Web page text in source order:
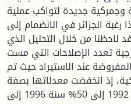
وجمركية جديدة لتواكب عملية
رغبة الجزائر في الانضمام إلى
لاحظنا من خلال التحليل الذي
تعدد الإصلاحات التي مست
عند الاستيراد حيث تم
إذ انخفضت معدلاتها بصفة
تدريجية من 120% قبل سنة 1992 إلى 50% سنة 1996 إلى